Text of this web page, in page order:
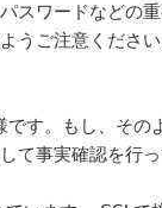
スワードなどの
うご注意ください
です。もし、その
て事実確認を行